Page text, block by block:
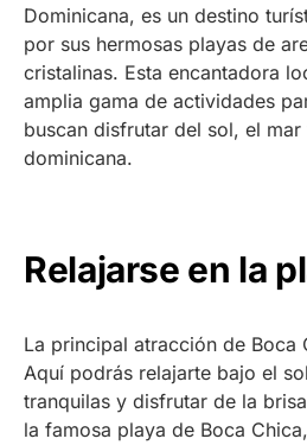
Dominicana, es un destino
por sus hermosas playas de
cristalinas. Esta encantadora
amplia gama de actividades
buscan disfrutar del sol, el mar
dominicana.
Relajarse en la
La principal atracción de Boca
Aquí podrás relajarte bajo el
tranquilas y disfrutar de la
la famosa playa de Boca